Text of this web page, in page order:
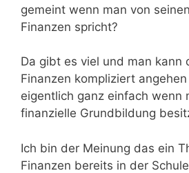
gemeint wenn man von
Finanzen spricht?
Da gibt es viel und man kann
Finanzen kompliziert
eigentlich ganz einfach wenn
finanzielle Grundbildung
Ich bin der Meinung das ein
Finanzen bereits in der